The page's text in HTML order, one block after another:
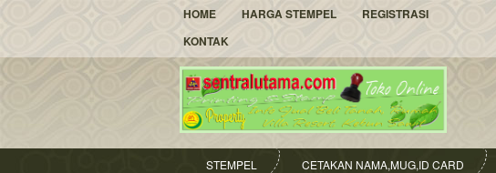
HOME HARGA STEMPEL
REGISTRASI
KONTAK
STEMPEL CETAKAN NAMA,MUG,ID CARD